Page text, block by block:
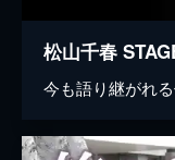
松山千春
今も語り継がれ